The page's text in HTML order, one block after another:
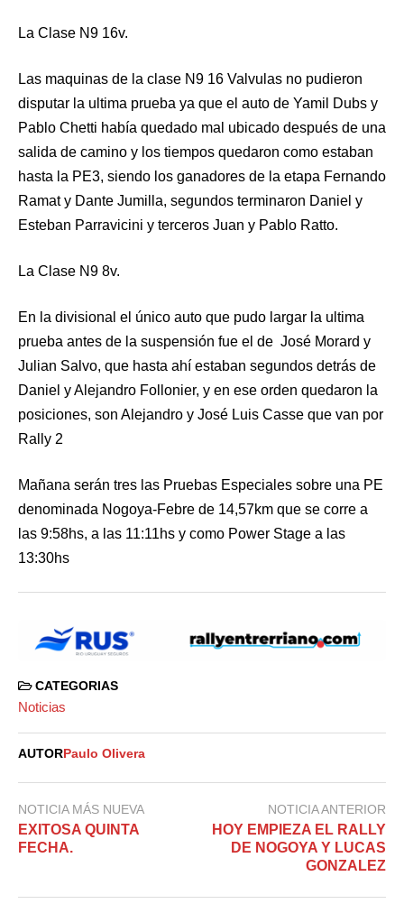
La Clase N9 16v.
Las maquinas de la clase N9 16 Valvulas no pudieron
disputar la ultima prueba ya que el auto de Yamil Dubs y
Pablo Chetti había quedado mal ubicado después de una
salida de camino y los tiempos quedaron como estaban
hasta la PE3, siendo los ganadores de la etapa Fernando
Ramat y Dante Jumilla, segundos terminaron Daniel y
Esteban Parravicini y terceros Juan y Pablo Ratto.
La Clase N9 8v.
En la divisional el único auto que pudo largar la ultima
prueba antes de la suspensión fue el de José Morard y
Julian Salvo, que hasta ahí estaban segundos detrás de
Daniel y Alejandro Follonier, y en ese orden quedaron la
posiciones, son Alejandro y José Luis Casse que van por
Rally 2
Mañana serán tres las Pruebas Especiales sobre una PE
denominada Nogoya-Febre de 14,57km que se corre a
las 9:58hs, a las 11:11hs y como Power Stage a las
13:30hs
CATEGORIAS
Noticias
AUTOR Paulo Olivera
NOTICIA MÁS NUEVA
EXITOSA QUINTA
FECHA.
NOTICIA ANTERIOR
HOY EMPIEZA EL RALLY
DE NOGOYA Y LUCAS
GONZALEZ